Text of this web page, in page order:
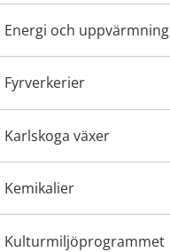
Energi och uppvärmning
Fyrverkerier
Karlskoga växer
Kemikalier
Kulturmiljöprogrammet